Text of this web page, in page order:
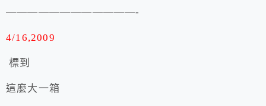
————————————-
4/16,2009
標到
這麼大一箱